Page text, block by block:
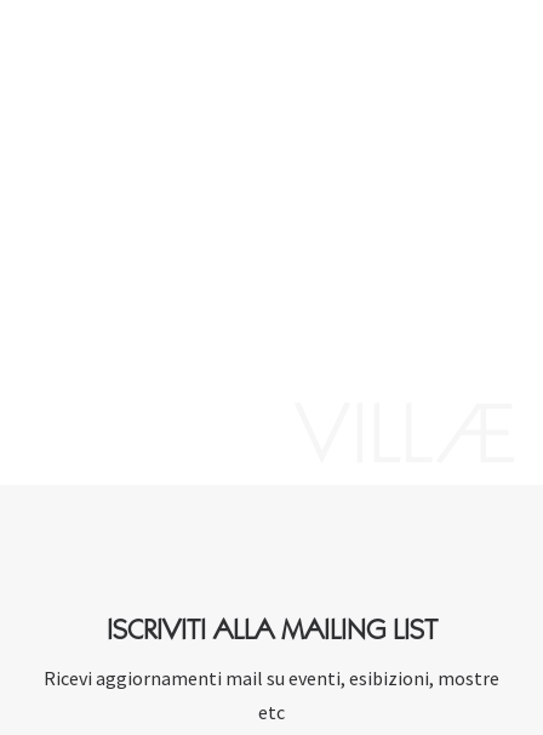
ISCRIVITI ALLA MAILING LIST
Ricevi aggiornamenti mail su eventi, esibizioni, mostre
etc